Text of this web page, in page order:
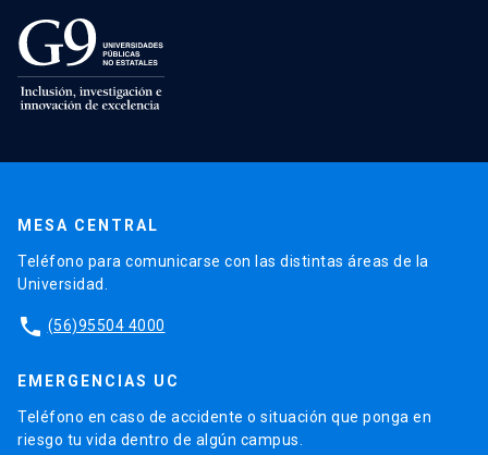
MESA CENTRAL
Teléfono para comunicarse con las distintas áreas de la
Universidad.
phone (56)95504 4000
EMERGENCIAS UC
Teléfono en caso de accidente o situación que ponga en
riesgo tu vida dentro de algún campus.